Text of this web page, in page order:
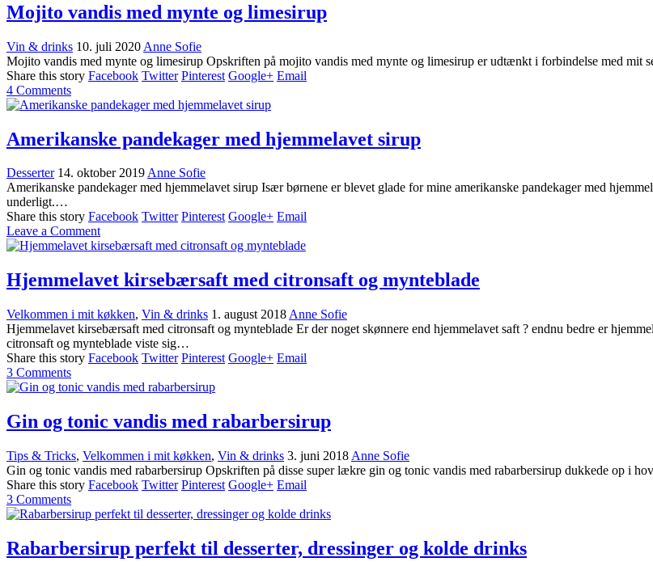
Mojito vandis med mynte og limesirup
Vin & drinks 10. juli 2020 Anne Sofie
Mojito vandis med mynte og limesirup Opskriften på mojito vandis med mynte og limesirup er udtænkt i forbindelse med mit
Share this story Facebook Twitter Pinterest Google+ Email
4 Comments
Amerikanske pandekager med hjemmelavet sirup
Desserter 14. oktober 2019Anne Sofie
Amerikanske pandekager med hjemmelavet sirup Især børnene er blevet glade for mine amerikanske pandekager med
underligt.…
Share this story Facebook Twitter Pinterest Google+ Email
Leave a Comment
Hjemmelavet kirsebærsaft med citronsaft og mynteblade
Velkommen i mit køkken, Vin & drinks 1. august 2018 Anne Sofie
Hjemmelavet kirsebærsaft med citronsaft og mynteblade Er der noget skønnere end hjemmelavet saft ? endnu bedre er
citronsaft og mynteblade viste sig…
Share this story Facebook Twitter Pinterest Google+ Email
3 Comments
Gin og tonic vandis med rabarbersirup
Tips & Tricks, Velkommen i mit køkken, Vin & drinks 3. juni 2018 Anne Sofie
Gin og tonic vandis med rabarbersirup Opskriften på disse super lækre gin og tonic vandis med rabarbersirup dukkede op i
Share this story Facebook Twitter Pinterest Google+ Email
3 Comments
Rabarbersirup perfekt til desserter, dressinger og kolde drinks